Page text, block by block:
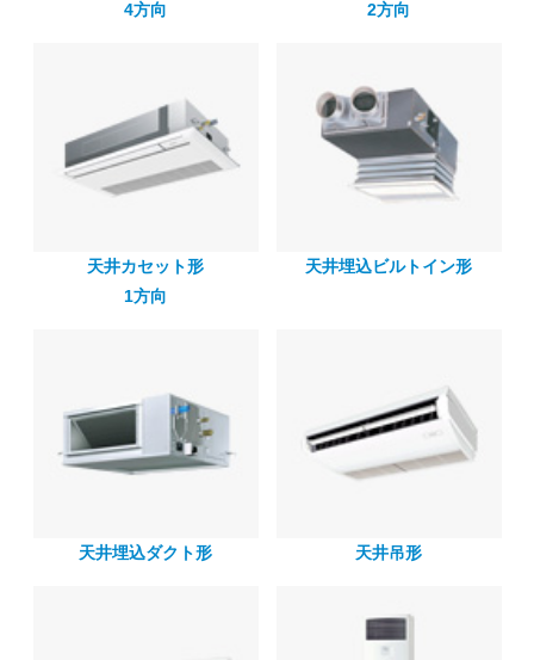
4方向 2方向
天井カセット形
1方向
天井埋込ビルトイン形
天井埋込ダクト形 天井吊形